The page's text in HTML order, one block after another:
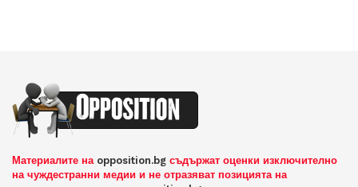
Материалите на opposition.bg съдържат оценки изключително
на чуждестранни медии и не отразяват позицията на